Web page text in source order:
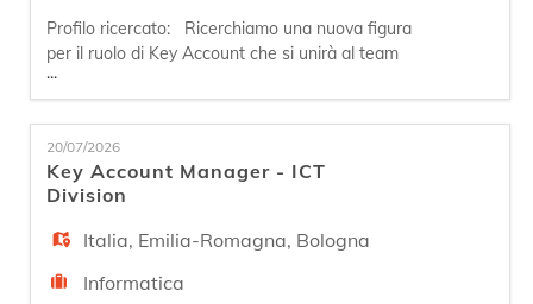
CV
Lingua
FR
IT
Profilo ricercato: Ricerchiamo una nuova figura
per il ruolo di Key Account che si unirà al team
Sales. Il profilo selezionato si specializzerà sul
mercato Centro Sud Italia per la nostra suite di
prodotti dedicata al settore sanitario. A stretto
contatto con il Sales Manager, il nuovo profilo
avrà l'opportunità di gestire e fidelizzare il port
...
20/07/2026
Key Account Manager - ICT
Division
Italia, Emilia-Romagna, Bologna
Informatica